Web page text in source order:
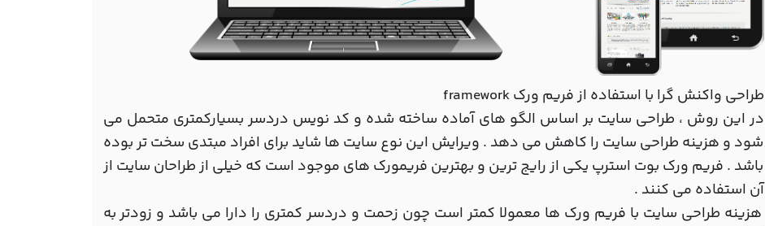
طراحی واکنش گرا با استفاده از فریم ورک framework
در این روش ، طراحی سایت بر اساس الگو های آماده ساخته شده و کد نویس دردسر بسیارکمتری متحمل می
شود و هزینه طراحی سایت را کاهش می دهد . ویرایش این نوع سایت ها شاید برای افراد مبتدی سخت تر بوده
باشد . فریم ورک بوت استرپ یکی از رایج ترین و بهترین فریمورک های موجود است که خیلی از طراحان سایت از
آن استفاده می کنند .
هزینه طراحی سایت با فریم ورک ها معمولا کمتر است چون زحمت و دردسر کمتری را دارا می باشد و زودتر به